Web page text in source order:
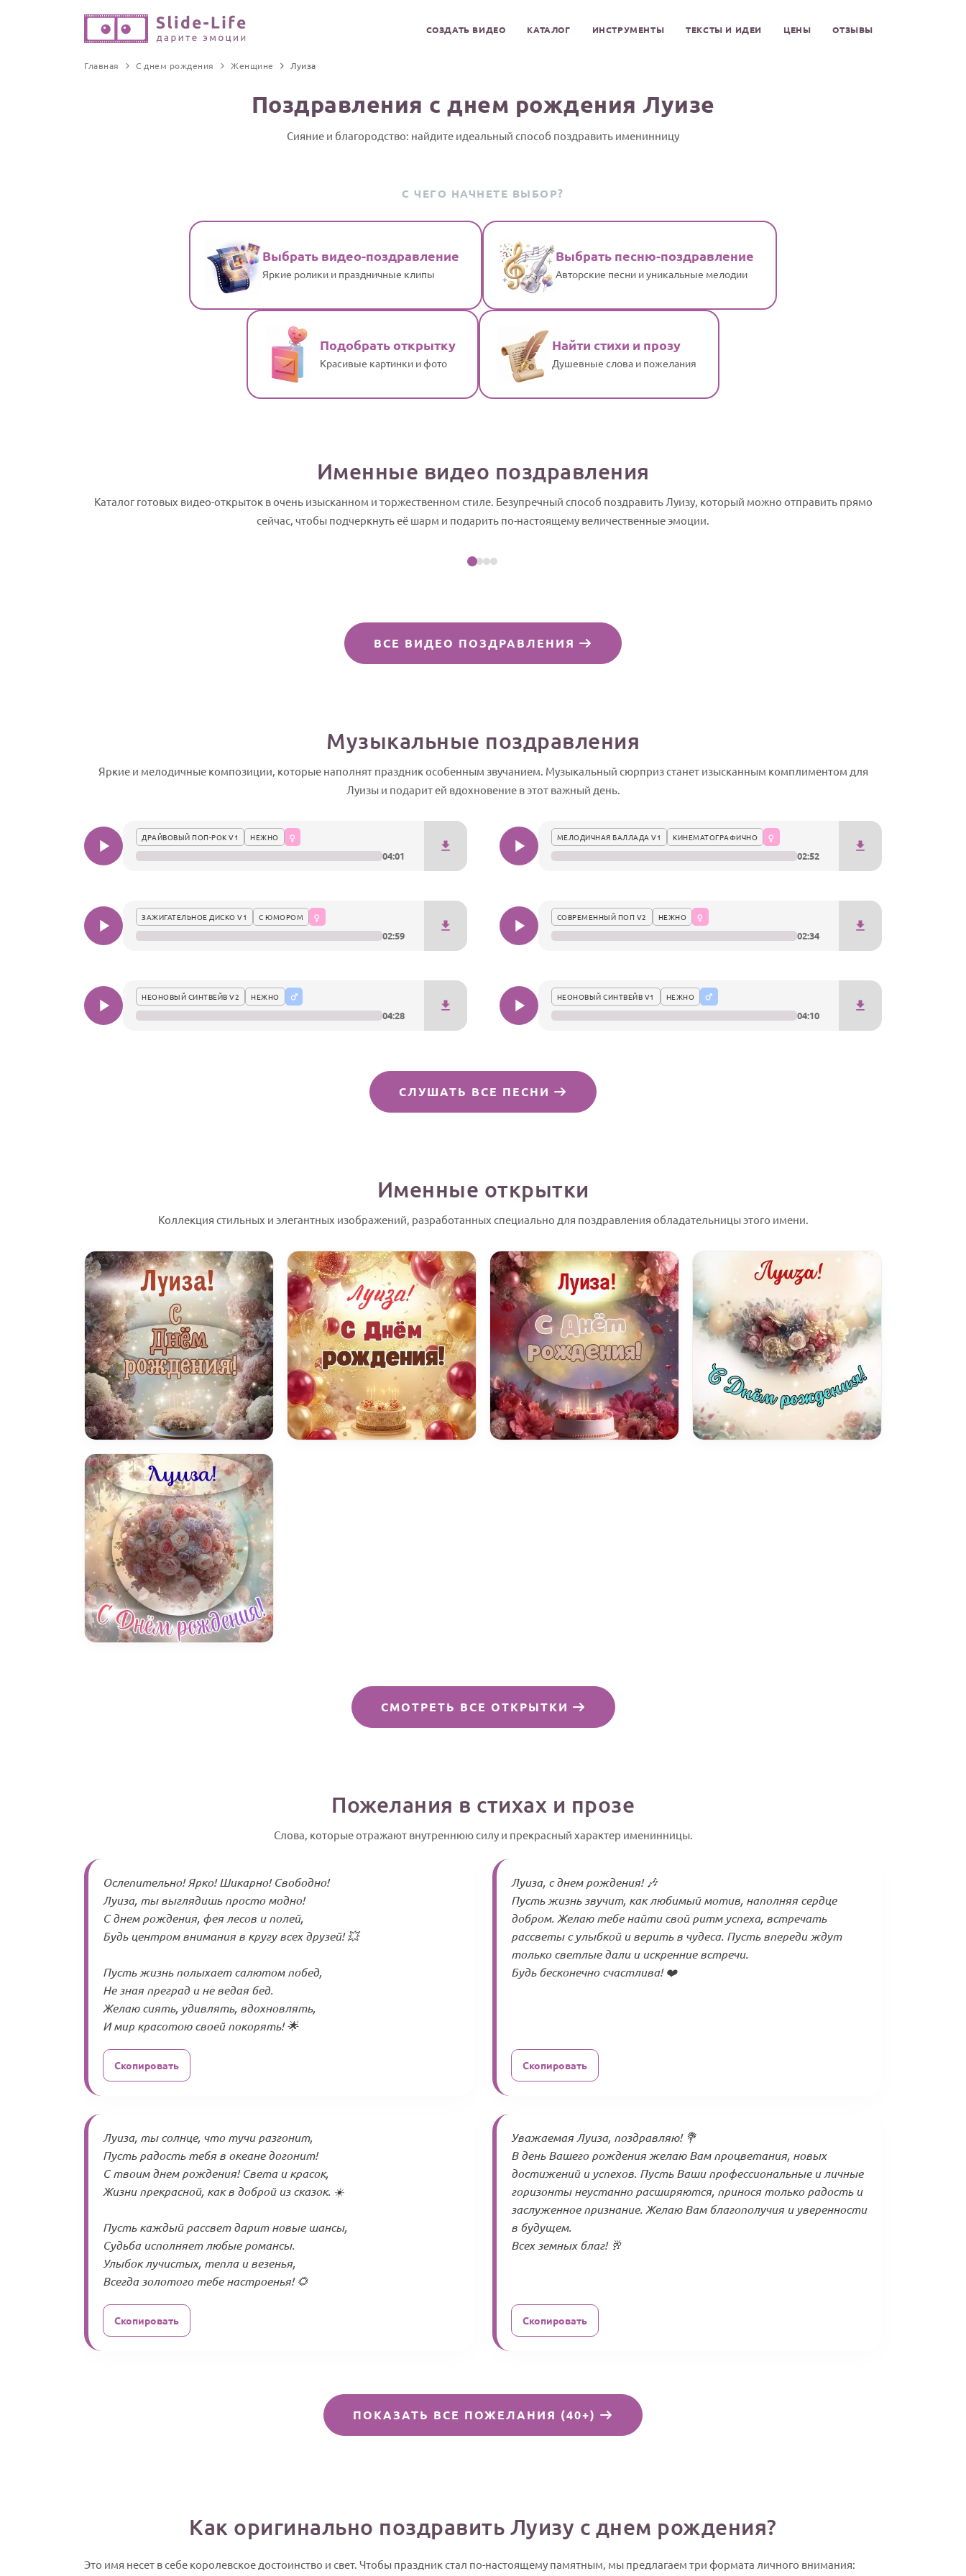
СОЗДАТЬ ВИДЕО КАТАЛОГ ИНСТРУМЕНТЫ ТЕКСТЫ И ИДЕИ ЦЕНЫ ОТЗЫВЫ
Главная С днем рождения Женщине Луиза
Поздравления с днем рождения Луизе
Сияние и благородство: найдите идеальный способ поздравить именинницу
С ЧЕГО НАЧНЕТЕ ВЫБОР?
Выбрать видео-поздравление
Яркие ролики и праздничные клипы
Выбрать песню-поздравление
Авторские песни и уникальные мелодии
Подобрать открытку
Красивые картинки и фото
Найти стихи и прозу
Душевные слова и пожелания
Именные видео поздравления
Каталог готовых видео-открыток в очень изысканном и торжественном стиле. Безупречный способ поздравить Луизу, который можно отправить прямо
сейчас, чтобы подчеркнуть её шарм и подарить по-настоящему величественные эмоции.
Посмотреть пример
ВСЕ ВИДЕО ПОЗДРАВЛЕНИЯ
Музыкальные поздравления
Яркие и мелодичные композиции, которые наполнят праздник особенным звучанием. Музыкальный сюрприз станет изысканным комплиментом для
Луизы и подарит ей вдохновение в этот важный день.
ДРАЙВОВЫЙ ПОП-РОК V1 НЕЖНО
04:01
МЕЛОДИЧНАЯ БАЛЛАДА V1 КИНЕМАТОГРАФИЧНО
02:52
ЗАЖИГАТЕЛЬНОЕ ДИСКО V1 С ЮМОРОМ
02:59
СОВРЕМЕННЫЙ ПОП V2 НЕЖНО
02:34
НЕОНОВЫЙ СИНТВЕЙВ V2 НЕЖНО
04:28
НЕОНОВЫЙ СИНТВЕЙВ V1 НЕЖНО
04:10
СЛУШАТЬ ВСЕ ПЕСНИ
Именные открытки
Коллекция стильных и элегантных изображений, разработанных специально для поздравления обладательницы этого имени.
СМОТРЕТЬ ВСЕ ОТКРЫТКИ
Пожелания в стихах и прозе
Слова, которые отражают внутреннюю силу и прекрасный характер именинницы.
Ослепительно! Ярко! Шикарно! Свободно!
Луиза, ты выглядишь просто модно!
С днем рождения, фея лесов и полей,
Будь центром внимания в кругу всех друзей! 💥
Пусть жизнь полыхает салютом побед,
Не зная преград и не ведая бед.
Желаю сиять, удивлять, вдохновлять,
И мир красотою своей покорять! 🌟
Скопировать
Луиза, с днем рождения! 🎶
Пусть жизнь звучит, как любимый мотив, наполняя сердце
добром. Желаю тебе найти свой ритм успеха, встречать
рассветы с улыбкой и верить в чудеса. Пусть впереди ждут
только светлые дали и искренние встречи.
Будь бесконечно счастлива! ❤️
Скопировать
Луиза, ты солнце, что тучи разгонит,
Пусть радость тебя в океане догонит!
С твоим днем рождения! Света и красок,
Жизни прекрасной, как в доброй из сказок. ☀️
Пусть каждый рассвет дарит новые шансы,
Судьба исполняет любые романсы.
Улыбок лучистых, тепла и везенья,
Всегда золотого тебе настроенья! 🌻
Скопировать
Уважаемая Луиза, поздравляю! 💐
В день Вашего рождения желаю Вам процветания, новых
достижений и успехов. Пусть Ваши профессиональные и личные
горизонты неустанно расширяются, принося только радость и
заслуженное признание. Желаю Вам благополучия и уверенности
в будущем.
Всех земных благ! 🥂
Скопировать
ПОКАЗАТЬ ВСЕ ПОЖЕЛАНИЯ (40+)
Как оригинально поздравить Луизу с днем рождения?
Это имя несет в себе королевское достоинство и свет. Чтобы праздник стал по-настоящему памятным, мы предлагаем три формата личного внимания: